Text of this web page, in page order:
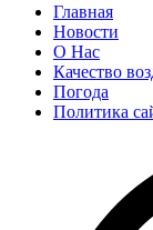
Главная
Новости
О Нас
Качество
Погода
Политика